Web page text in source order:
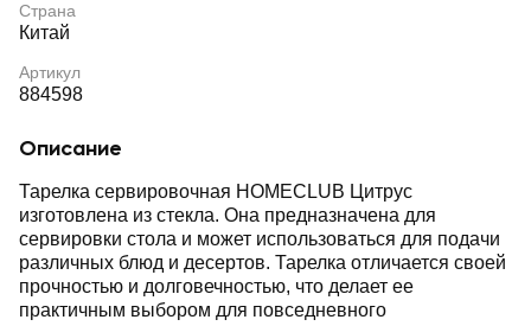
Страна
Китай
Артикул
884598
Описание
Тарелка сервировочная HOMECLUB Цитрус
изготовлена из стекла. Она предназначена для
сервировки стола и может использоваться для подачи
различных блюд и десертов. Тарелка отличается своей
прочностью и долговечностью, что делает ее
практичным выбором для повседневного